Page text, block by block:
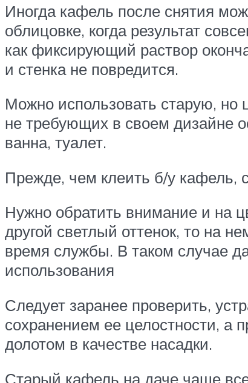
Иногда кафель после снятия
облицовке, когда результат
как фиксирующий раствор
и стенка не повредится.
Можно использовать старую, но
не требующих в своем дизайне
ванна, туалет.
Прежде, чем клеить б/у кафель,
Нужно обратить внимание и на
другой светлый оттенок, то на
время службы. В таком случае
использования
Следует заранее проверить,
сохранением ее целостности, а
долотом в качестве насадки.
Старый кафель на даче чаще